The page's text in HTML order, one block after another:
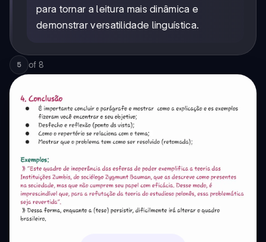
para tornar a leitura mais dinâmica e
demonstrar versatilidade linguística.
5 of 8